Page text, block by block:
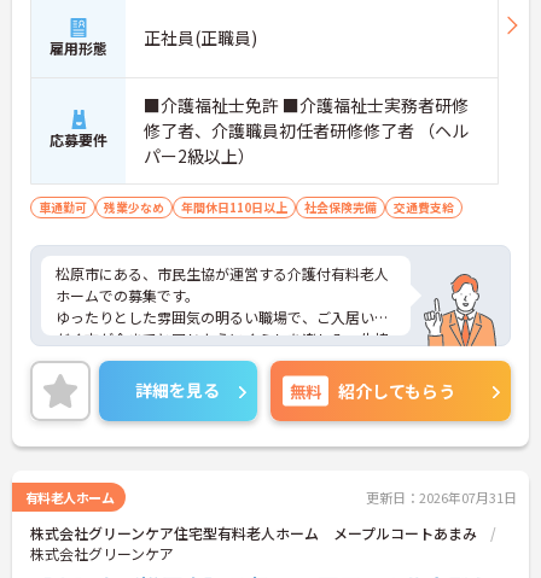
雇用形態 正社員(正職員)
応募要件
■介護福祉士免許 ■介護福祉士実務者研修
修了者、介護職員初任者研修修了者 （ヘル
パー2級以上）
車通勤可 残業少なめ 年間休日110日以上 社会保険完備 交通費支給
松原市にある、市民生協が運営する介護付有料老人
ホームでの募集です。
ゆったりとした雰囲気の明るい職場で、ご入居いた
だく方が今までと同じようにくらしを楽しみ、生協
ならではの安心をプラスすること、地域と一緒に育
むホームを目指し、提携医療機関をはじめとする地
元の方々と密接な関係を築くことを大切にしていま
す！お問い合わせをお待ちしております♪
詳細を見る 無料 紹介してもらう
有料老人ホーム 更新日：2026年07月31日
株式会社グリーンケア住宅型有料老人ホーム メープルコートあまみ
株式会社グリーンケア